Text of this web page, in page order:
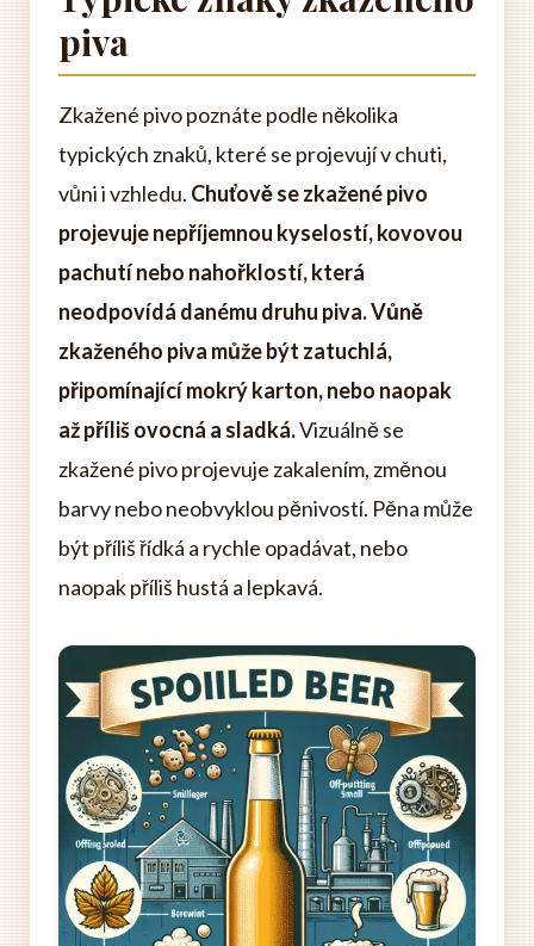
piva
Zkažené pivo poznáte podle několika
typických znaků, které se projevují v chuti,
vůni i vzhledu. Chuťově se zkažené pivo
projevuje nepříjemnou kyselostí, kovovou
pachutí nebo nahořklostí, která
neodpovídá danému druhu piva. Vůně
zkaženého piva může být zatuchlá,
připomínající mokrý karton, nebo naopak
až příliš ovocná a sladká.Vizuálně se
zkažené pivo projevuje zakalením, změnou
barvy nebo neobvyklou pěnivostí. Pěna může
být příliš řídká a rychle opadávat, nebo
naopak příliš hustá a lepkavá.